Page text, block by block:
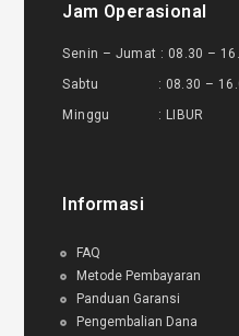
Jam Operasional
Senin – Jumat : 08.30 –
Sabtu : 08.30 –
Minggu : LIBUR
Informasi
FAQ
Metode Pembayaran
Panduan Garansi
Pengembalian Dana